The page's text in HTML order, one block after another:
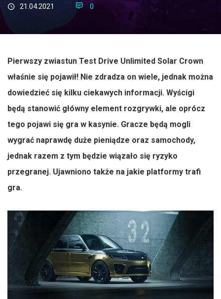
21.04.2021 0
Pierwszy zwiastun Test Drive Unlimited Solar Crown
właśnie się pojawił! Nie zdradza on wiele, jednak można
dowiedzieć się kilku ciekawych informacji. Wyścigi
będą stanowić główny element rozgrywki, ale oprócz
tego pojawi się gra w kasynie. Gracze będą mogli
wygrać naprawdę duże pieniądze oraz samochody,
jednak razem z tym będzie wiązało się ryzyko
przegranej. Ujawniono także na jakie platformy trafi
gra.